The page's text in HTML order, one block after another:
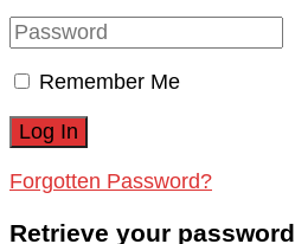
Remember Me
Forgotten Password?
Retrieve your password